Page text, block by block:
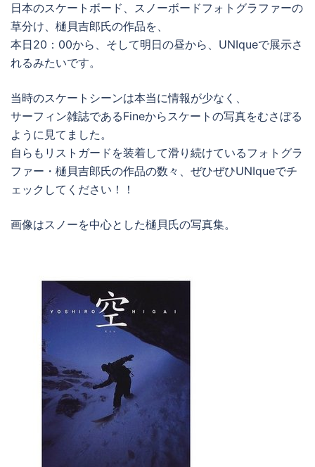
日本のスケートボード、スノーボードフォトグラファーの
草分け、樋貝吉郎氏の作品を、
本日20：00から、そして明日の昼から、UNIqueで展示さ
れるみたいです。
当時のスケートシーンは本当に情報が少なく、
サーフィン雑誌であるFineからスケートの写真をむさぼる
ように見てました。
自らもリストガードを装着して滑り続けているフォトグラ
ファー・樋貝吉郎氏の作品の数々、ぜひぜひUNIqueでチ
ェックしてください！！
画像はスノーを中心とした樋貝氏の写真集。